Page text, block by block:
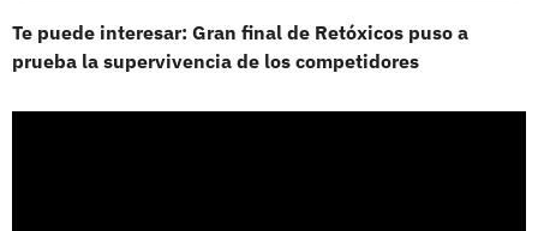
Te puede interesar: Gran final de Retóxicos puso a
prueba la supervivencia de los competidores